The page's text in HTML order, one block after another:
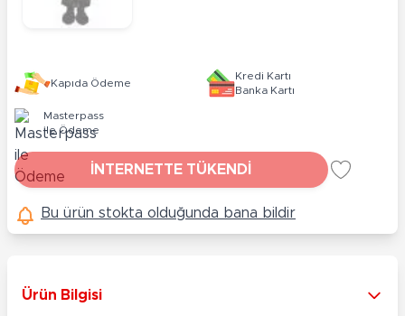
Kapıda Ödeme
Kredi Kartı
Banka Kartı
Masterpass
ile Ödeme
İNTERNETTE TÜKENDİ
Bu ürün stokta olduğunda bana bildir
Ürün Bilgisi